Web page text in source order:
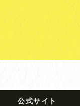
公式サイト